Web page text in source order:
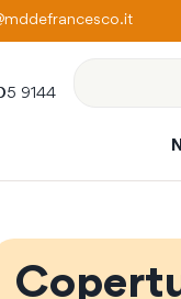
puoi avere con un
9144